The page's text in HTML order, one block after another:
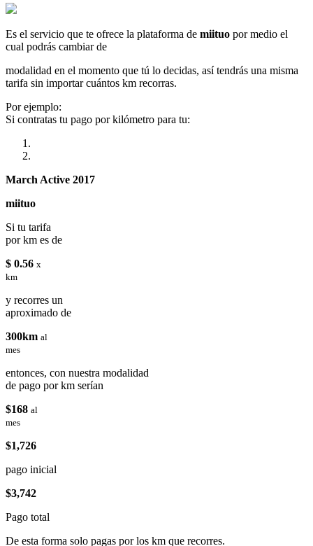
Es el servicio que te ofrece la plataforma de miituo por medio el
cual podrás cambiar de
modalidad en el momento que tú lo decidas, así tendrás una misma
tarifa sin importar cuántos km recorras.
Por ejemplo:
Si contratas tu pago por kilómetro para tu:
March Active 2017
miituo
Si tu tarifa
por km es de
$ 0.56 x
km
y recorres un
aproximado de
300km al
mes
entonces, con nuestra modalidad
de pago por km serían
$168 al
mes
$1,726
pago inicial
$3,742
Pago total
De esta forma solo pagas por los km que recorres.